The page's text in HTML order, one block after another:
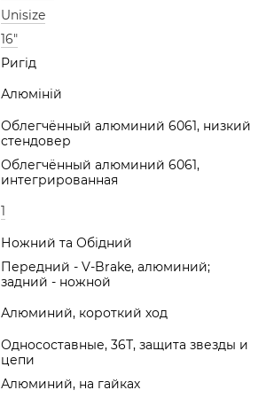
Unisize
16"
Ригід
Алюміній
Облегчённый алюминий 6061, низкий
стендовер
Облегчённый алюминий 6061,
интегрированная
1
Ножний та Обідний
Передний - V-Brake, алюминий;
задний - ножной
Алюминий, короткий ход
Односоставные, 36Т, защита звезды и
цепи
Алюминий, на гайках